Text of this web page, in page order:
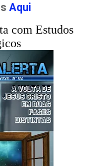
Aqui
com Estudos